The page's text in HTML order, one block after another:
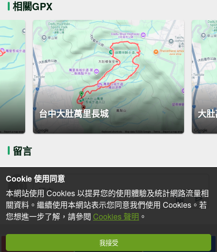
相關GPX
台中大肚萬里長城 大
留言
下載
Cookie 使用同意
本網站使用 Cookies 以提昇您的使用體驗及統計網路流量相
關資料。繼續使用本網站表示您同意我們使用 Cookies。若
您想進一步了解，請參閱 Cookies 聲明 。
我接受